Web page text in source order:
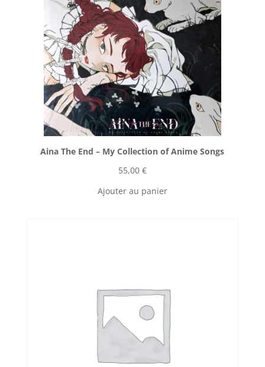
Aina The End ‎– My Collection of Anime Songs
55,00 €
Ajouter au panier